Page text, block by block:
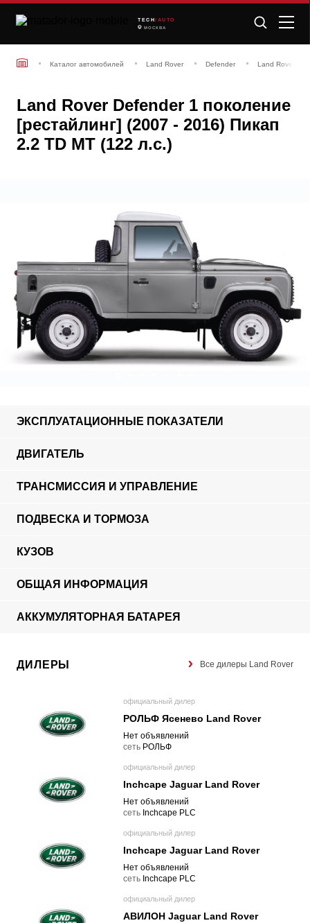
TECH /AUTO
МОСКВА
Каталог автомобилей Land Rover Defender Land Rover
Land Rover Defender 1 поколение
[рестайлинг] (2007 - 2016) Пикап
2.2 TD MT (122 л.с.)
ЭКСПЛУАТАЦИОННЫЕ ПОКАЗАТЕЛИ
ДВИГАТЕЛЬ
ТРАНСМИССИЯ И УПРАВЛЕНИЕ
ПОДВЕСКА И ТОРМОЗА
КУЗОВ
ОБЩАЯ ИНФОРМАЦИЯ
АККУМУЛЯТОРНАЯ БАТАРЕЯ
ДИЛЕРЫ Все дилеры Land Rover
официальный дилер
РОЛЬФ Ясенево Land Rover
Нет объявлений
cеть РОЛЬФ
официальный дилер
Inchcape Jaguar Land Rover
Нет объявлений
cеть Inchcape PLC
официальный дилер
Inchcape Jaguar Land Rover
Нет объявлений
cеть Inchcape PLC
официальный дилер
АВИЛОН Jaguar Land Rover